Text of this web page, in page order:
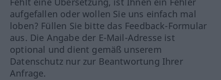
aufgefallen oder wollen Sie uns einfach mal
loben? Füllen Sie bitte das Feedback-Formular
aus. Die Angabe der E-Mail-Adresse ist
optional und dient gemäß unserem
Datenschutz nur zur Beantwortung Ihrer
Anfrage.